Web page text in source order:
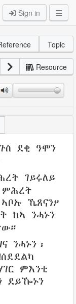
Sign in
Topic
Resource
ደቂ ዓሞን
ገይሩለይ
ምሕረት
ኼጸናንዖ
ከኣ ንሓኑን
ንሓኑን ፡
ምእንቲ
ደይዀኑን